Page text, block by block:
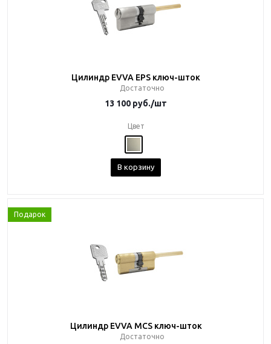
Цилиндр EVVA EPS ключ-шток
Достаточно
13 100 руб./шт
Цвет
В корзину
Подарок
Цилиндр EVVA MCS ключ-шток
Достаточно